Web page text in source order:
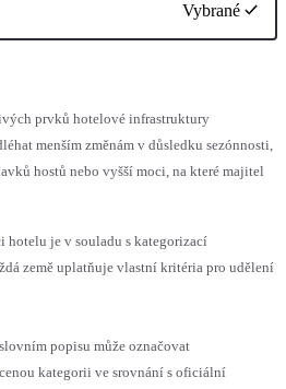
Vybrané
prvků hotelové infrastruktury
menším změnám v důsledku sezónnosti,
hostů nebo vyšší moci, na které majitel
je v souladu s kategorizací
země uplatňuje vlastní kritéria pro udělení
popisu může označovat
kategorii ve srovnání s oficiální